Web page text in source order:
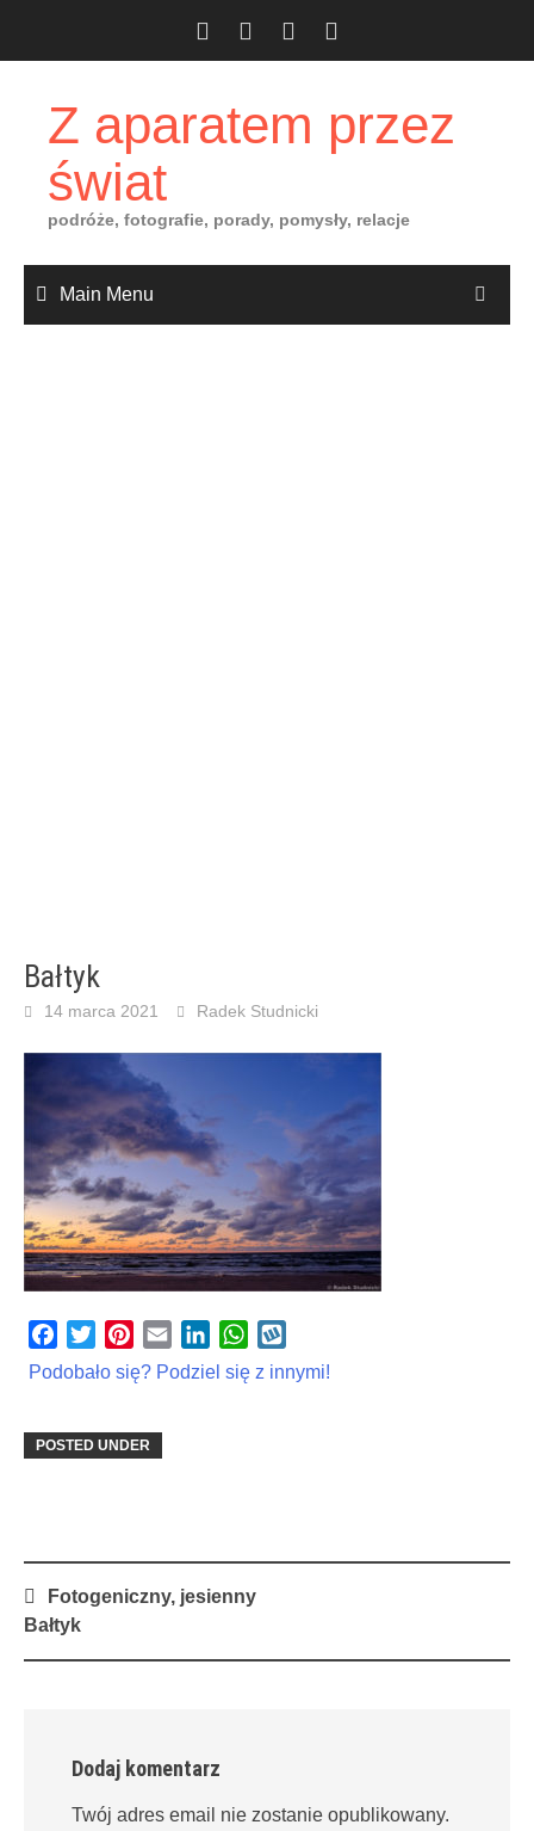
Z aparatem przez
świat
podróże, fotografie, porady, pomysły, relacje
Main Menu
Bałtyk
14 marca 2021 Radek Studnicki
Facebook
TwitterPinterest
Email LinkedInWhatsApp
Podobało się? Podziel się z innymi!
POSTED UNDER
Post
navigation
Fotogeniczny, jesienny
Bałtyk
Dodaj komentarz
Twój adres email nie zostanie opublikowany.